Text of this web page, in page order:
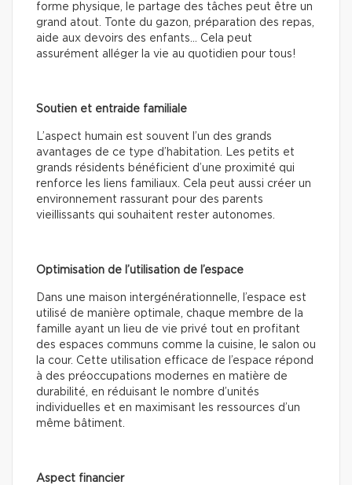
forme physique, le partage des tâches peut être un
grand atout. Tonte du gazon, préparation des repas,
aide aux devoirs des enfants… Cela peut
assurément alléger la vie au quotidien pour tous!
Soutien et entraide familiale
L’aspect humain est souvent l’un des grands
avantages de ce type d’habitation. Les petits et
grands résidents bénéficient d’une proximité qui
renforce les liens familiaux. Cela peut aussi créer un
environnement rassurant pour des parents
vieillissants qui souhaitent rester autonomes.
Optimisation de l’utilisation de l’espace
Dans une maison intergénérationnelle, l’espace est
utilisé de manière optimale, chaque membre de la
famille ayant un lieu de vie privé tout en profitant
des espaces communs comme la cuisine, le salon ou
la cour. Cette utilisation efficace de l’espace répond
à des préoccupations modernes en matière de
durabilité, en réduisant le nombre d’unités
individuelles et en maximisant les ressources d’un
même bâtiment.
Aspect financier